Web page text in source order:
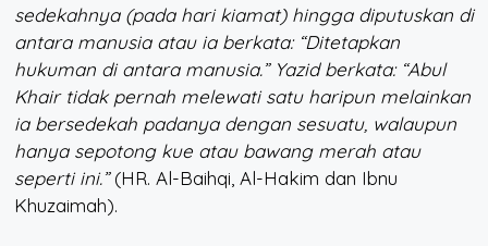
sedekahnya (pada hari kiamat) hingga diputuskan di
antara manusia atau ia berkata: “Ditetapkan
hukuman di antara manusia.” Yazid berkata: “Abul
Khair tidak pernah melewati satu haripun melainkan
ia bersedekah padanya dengan sesuatu, walaupun
hanya sepotong kue atau bawang merah atau
seperti ini.”(HR. Al-Baihqi, Al-Hakim dan Ibnu
Khuzaimah).